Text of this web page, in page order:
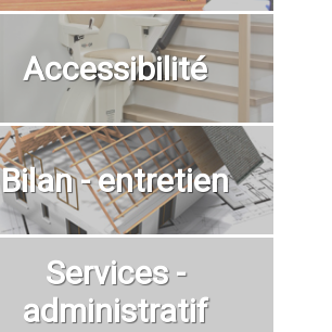
Accessibilité
Bilan - entretien
Services -
administratif